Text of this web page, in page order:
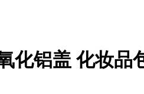
化铝盖 化妆品